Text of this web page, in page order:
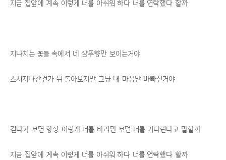
지금 집앞에 계속 이렇게 너를 아쉬워 하다 너를 연락했다 할까
지나치는 꽃들 속에서 네 샴푸향만 보이는거야
스쳐지나간건가 뒤 돌아보지만 그냥 내 마음만 바빠진거야
걷다가 보면 항상 이렇게 너를 바라만 보던 너를 기다린다고 말할까
지금 집앞에 계속 이렇게 너를 아쉬워 하다 너를 연락했다 할까